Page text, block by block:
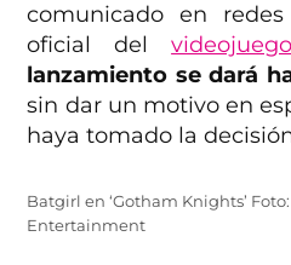
comunicado en
oficial delvideojuego
lanzamiento se dará
sin dar un motivo en
haya tomado la
Batgirl en ‘Gotham Knights’
Entertainment